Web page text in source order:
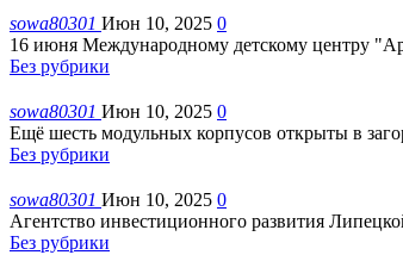
sowa80301 Июн 10, 2025 0
16 июня Международному детскому центру
Без рубрики
sowa80301 Июн 10, 2025 0
Ещё шесть модульных корпусов открыты в
Без рубрики
sowa80301 Июн 10, 2025 0
Агентство инвестиционного развития
Без рубрики